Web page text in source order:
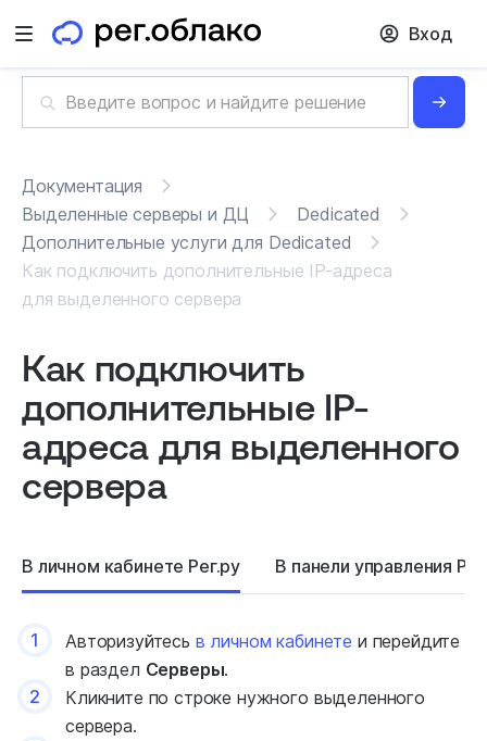
Открыть меню Вход
Документация
Выделенные серверы и ДЦ
Dedicated
Дополнительные услуги для Dedicated
Как подключить дополнительные IP-адреса
для выделенного сервера
Как подключить
дополнительные IP-
адреса для выделенного
сервера
В личном кабинете Рег.ру В панели управления
1 Авторизуйтесь в личном кабинете и перейдите
в раздел Серверы.
2
Кликните по строке нужного выделенного
сервера.